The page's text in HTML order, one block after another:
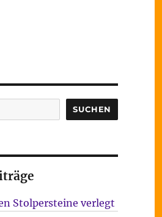
SUCHEN
Stolpersteine verlegt